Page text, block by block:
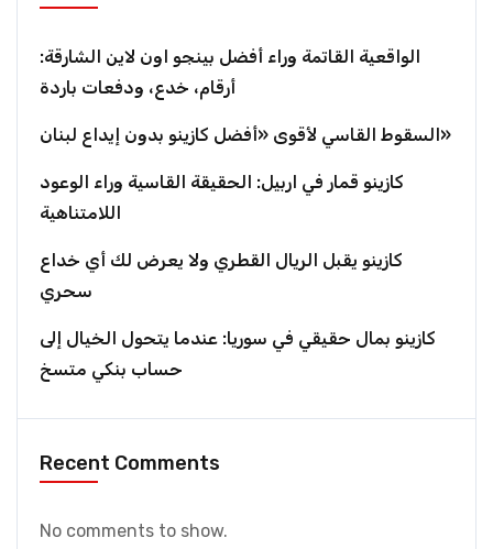
الواقعية القاتمة وراء أفضل بينجو اون لاين الشارقة:
أرقام، خدع، ودفعات باردة
السقوط القاسي لأقوى «أفضل كازينو بدون إيداع لبنان»
كازينو قمار في اربيل: الحقيقة القاسية وراء الوعود
اللامتناهية
كازينو يقبل الريال القطري ولا يعرض لك أي خداع
سحري
كازينو بمال حقيقي في سوريا: عندما يتحول الخيال إلى
حساب بنكي متسخ
Recent Comments
No comments to show.